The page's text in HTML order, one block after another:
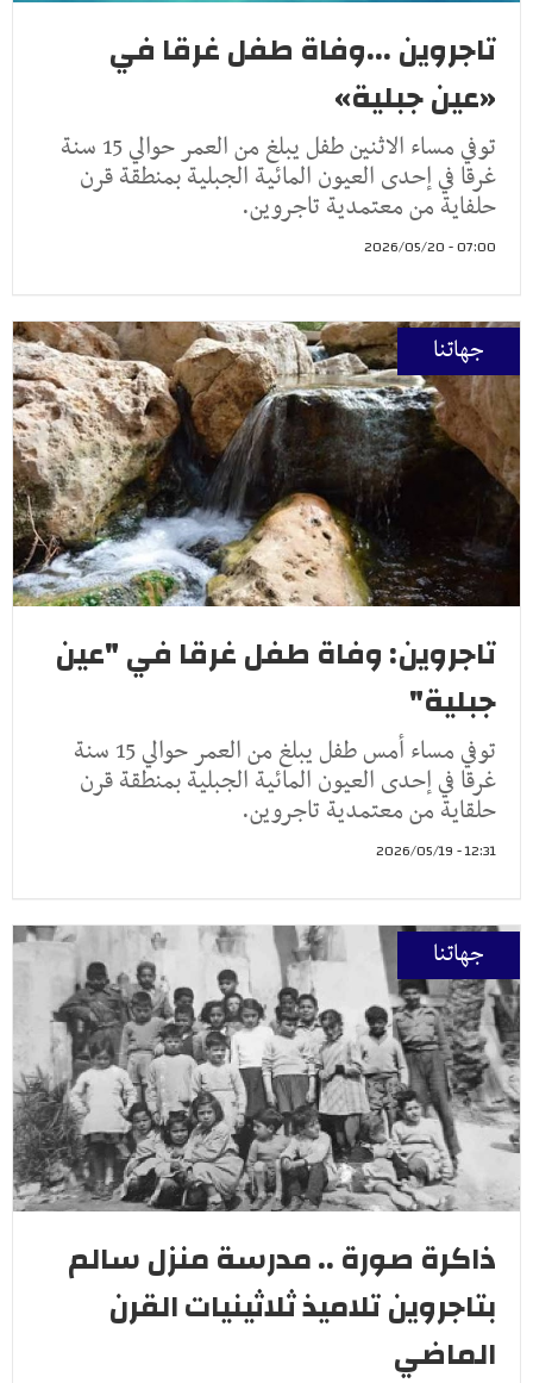
تاجروين ...وفاة طفل غرقا في
«عين جبلية»
توفي مساء الاثنين طفل يبلغ من العمر حوالي 15 سنة
غرقا في إحدى العيون المائية الجبلية بمنطقة قرن
حلفاية من معتمدية تاجروين.
07:00 - 2026/05/20
جهاتنا
تاجروين: وفاة طفل غرقا في "عين
جبلية"
توفي مساء أمس طفل يبلغ من العمر حوالي 15 سنة
غرقا في إحدى العيون المائية الجبلية بمنطقة قرن
حلقاية من معتمدية تاجروين.
12:31 - 2026/05/19
جهاتنا
ذاكرة صورة .. مدرسة منزل سالم
بتاجروين تلاميذ ثلاثينيات القرن
الماضي